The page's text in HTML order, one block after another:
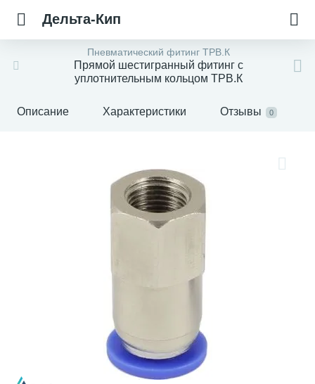
Дельта-Кип
Пневматический фитинг ТРВ.К
Прямой шестигранный фитинг с
уплотнительным кольцом ТРВ.К
Описание Характеристики Отзывы 0